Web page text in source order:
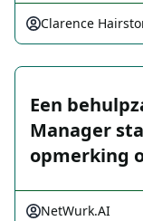
Clarence
Een
Manager
opmerking
NetWurk.AI